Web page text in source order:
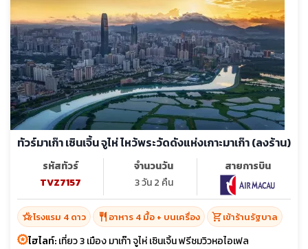
ทัวร์มาเก๊า เซินเจิ้น จูไห่ ไหว้พระวัดดังแห่งเกาะมาเก๊า (ลงร้าน)
รหัสทัวร์
TVZ7157
จำนวนวัน
3 วัน 2 คืน
สายการบิน
hotel_classโรงแรม 4 ดาว restaurant อาหาร 4 มื้อ + บนเครื่อง shopping_cartเข้าร้านรัฐบาล
ไฮไลท์:เที่ยว 3 เมือง มาเก๊า จูไห่ เซินเจิ้น ฟรีชมวิวหอไอเฟล